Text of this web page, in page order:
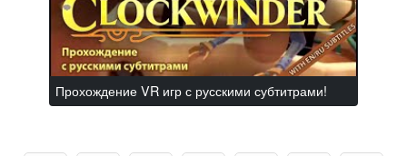
Прохождение VR игр с русскими субтитрами!